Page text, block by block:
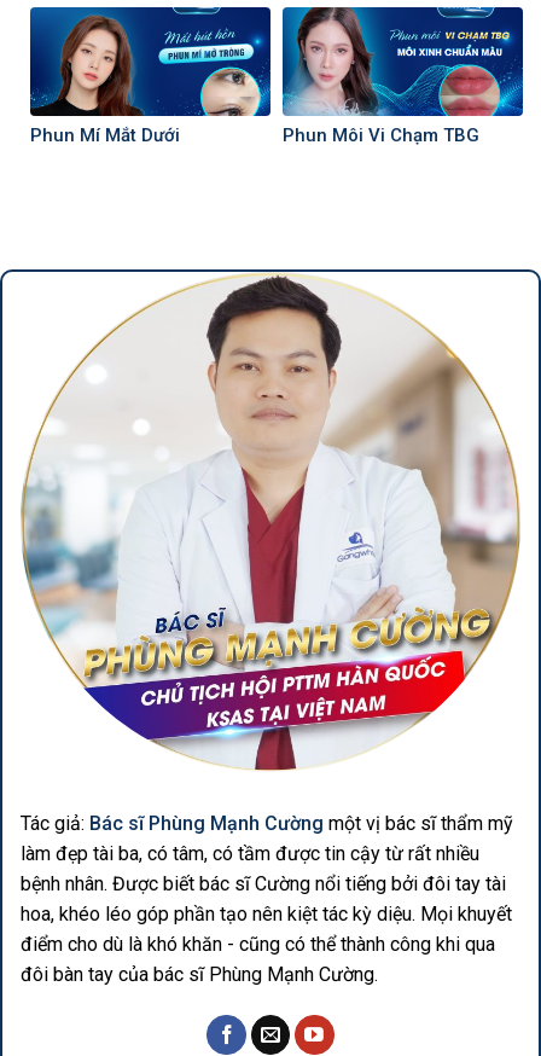
Phun Mí Mắt Dưới Phun Môi Vi Chạm TBG
Tác giả: Bác sĩ Phùng Mạnh Cường một vị bác sĩ thẩm mỹ
làm đẹp tài ba, có tâm, có tầm được tin cậy từ rất nhiều
bệnh nhân. Được biết bác sĩ Cường nổi tiếng bởi đôi tay tài
hoa, khéo léo góp phần tạo nên kiệt tác kỳ diệu. Mọi khuyết
điểm cho dù là khó khăn - cũng có thể thành công khi qua
đôi bàn tay của bác sĩ Phùng Mạnh Cường.